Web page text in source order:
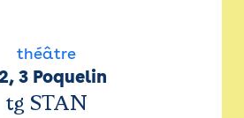
théâtre
3 Poquelin
tg STAN